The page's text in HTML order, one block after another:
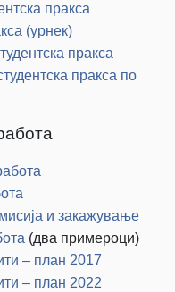
пракса
(урнек)
пракса
пракса по
и закажување
(два примероци)
– план 2017
– план 2022